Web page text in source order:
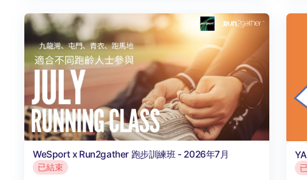
WeSport x Run2gather 跑步訓練班 - 2026年7月
已結束